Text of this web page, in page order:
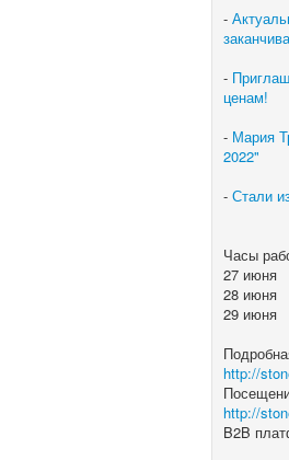
-
-
ценам!
- Мария
2022"
-Стали
Часы
27 июня
28 июня
29 июня
http://
http://
B2B